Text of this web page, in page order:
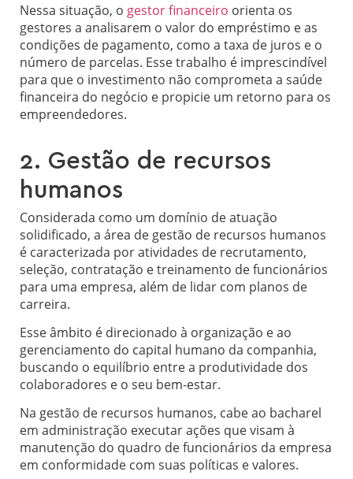
Nessa situação, o gestor financeiro orienta os
gestores a analisarem o valor do empréstimo e as
condições de pagamento, como a taxa de juros e o
número de parcelas. Esse trabalho é imprescindível
para que o investimento não comprometa a saúde
financeira do negócio e propicie um retorno para os
empreendedores.
2. Gestão de recursos
humanos
Considerada como um domínio de atuação
solidificado, a área de gestão de recursos humanos
é caracterizada por atividades de recrutamento,
seleção, contratação e treinamento de funcionários
para uma empresa, além de lidar com planos de
carreira.
Esse âmbito é direcionado à organização e ao
gerenciamento do capital humano da companhia,
buscando o equilíbrio entre a produtividade dos
colaboradores e o seu bem-estar.
Na gestão de recursos humanos, cabe ao bacharel
em administração executar ações que visam à
manutenção do quadro de funcionários da empresa
em conformidade com suas políticas e valores.